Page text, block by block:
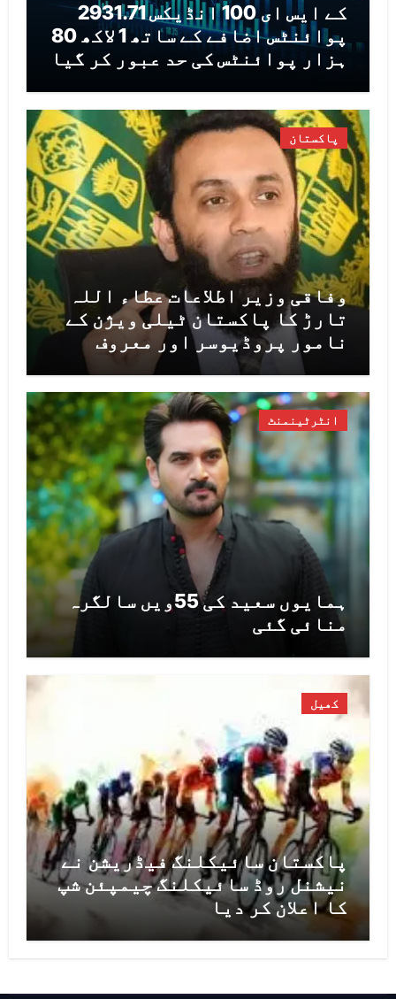
کے ایس ای 100 انڈیکس 2931.71
پوائنٹس اضافے کے ساتھ 1 لاکھ 80
ہزار پوائنٹس کی حد عبور کر گیا
پاکستان
وفاقی وزیر اطلاعات عطاء اللہ
تارڑ کا پاکستان ٹیلی ویژن کے
نامور پروڈیوسر اور معروف
شاعر محمد سلیم طاہر کے انتقال
پر اظہارِ افسوس
انٹرٹینمنٹ
ہمایوں سعید کی 55ویں سالگرہ
منائی گئی
کھیل
پاکستان سائیکلنگ فیڈریشن نے
نیشنل روڈ سائیکلنگ چیمپئن شپ
کا اعلان کر دیا